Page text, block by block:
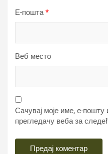
Е-пошта*
Веб место
Сачувај моје име, е-
прегледачу веба за